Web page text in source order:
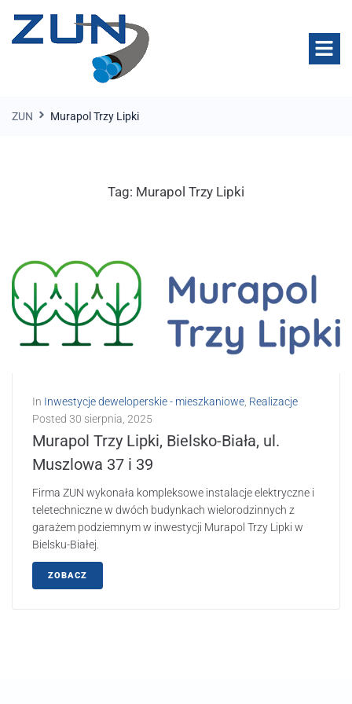
ZUN Murapol Trzy Lipki
Tag: Murapol Trzy Lipki
In Inwestycje deweloperskie - mieszkaniowe Realizacje
Posted 30 sierpnia, 2025
Murapol Trzy Lipki, Bielsko-Biała, ul.
Muszlowa 37 i 39
Firma ZUN wykonała kompleksowe instalacje elektryczne i
teletechniczne w dwóch budynkach wielorodzinnych z
garażem podziemnym w inwestycji Murapol Trzy Lipki w
Bielsku-Białej.
ZOBACZ